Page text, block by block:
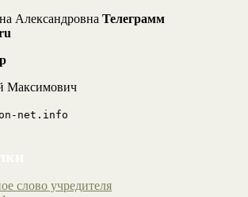
Александровна Телеграмм
Максимович
net.info
слово учредителя